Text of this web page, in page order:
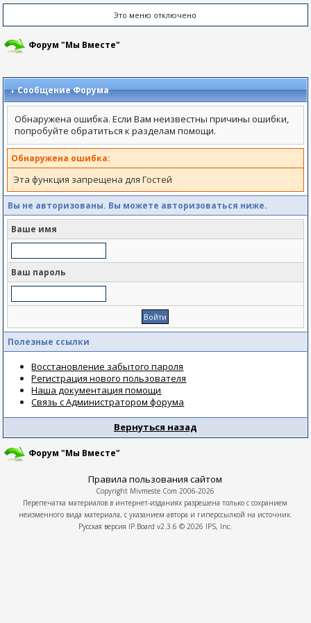
Это меню отключено
Форум "Мы Вместе"
Сообщение Форума
Обнаружена ошибка. Если Вам неизвестны причины ошибки,
попробуйте обратиться к разделам помощи.
Обнаружена ошибка:
Эта функция запрещена для Гостей
Вы не авторизованы. Вы можете авторизоваться ниже.
Ваше имя
Ваш пароль
Полезные ссылки
Восстановление забытого пароля
Регистрация нового пользователя
Наша документация помощи
Связь с Администратором форума
Вернуться назад
Форум "Мы Вместе"
Правила пользования сайтом
Copyright Mivmeste.Com 2006-2026
Перепечатка материалов в интернет-изданиях разрешена только с сохранием
неизменного вида материала, с указанием автора и гиперссылкой на источник.
Русская версия IP.Board v2.3.6 © 2026 IPS, Inc.